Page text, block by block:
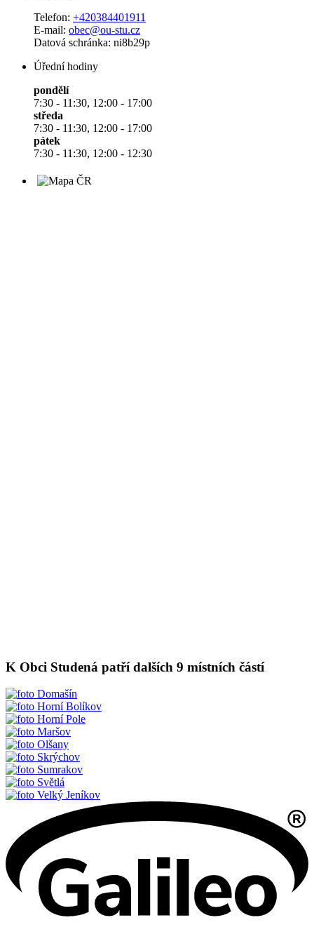
Telefon: +420384401911
E-mail: obec@ou-stu.cz
Datová schránka: ni8b29p
Úřední hodiny
pondělí
7:30 - 11:30, 12:00 - 17:00
středa
7:30 - 11:30, 12:00 - 17:00
pátek
7:30 - 11:30, 12:00 - 12:30
K Obci Studená patří dalších 9 místních částí
Domašín
Horní Bolíkov
Horní Pole
Maršov
Olšany
Skrýchov
Sumrakov
Světlá
Velký Jeníkov